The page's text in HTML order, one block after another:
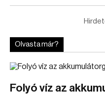
Olvasta már?
Folyó víz az